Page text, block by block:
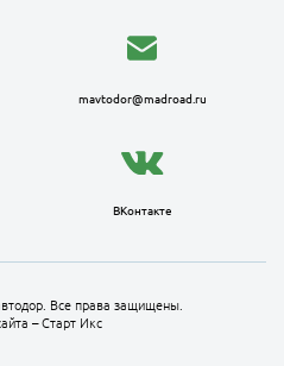
mavtodor@madroad.ru
ВКонтакте
Все права защищены.
– Старт Икс